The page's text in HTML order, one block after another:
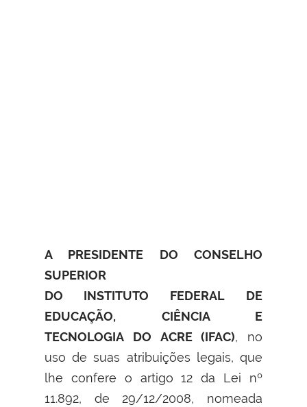
A PRESIDENTE DO CONSELHO
SUPERIOR
DO INSTITUTO FEDERAL
DE
EDUCAÇÃO, CIÊNCIA E
TECNOLOGIA DO ACRE (IFAC), no
uso de suas atribuições legais, que
lhe confere o artigo 12 da Lei nº
11.892, de 29/12/2008, nomeada